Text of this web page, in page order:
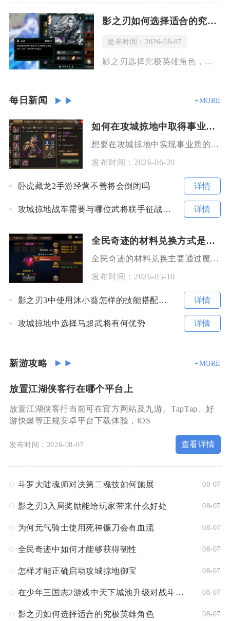
影之刃如何选择适合的究极英雄角色
发布时间：2026-08-07
影之刃选择究极英雄角色，核心思路并不是单纯挑选强度最高的角色，而是结合自身操作习
每日新闻 +MORE
如何在攻城掠地中取得事业的突破
想要在攻城掠地中实现事业质的突破，核心在于构建一套以资源掌控为轴心、武将养成与阵法搭配为双
发布时间： 2026-06-20
卧虎藏龙2手游经营不善将会倒闭吗 详情
攻城掠地战车需要与哪位武将联手征战天下 详情
全民奇迹的材料兑换方式是什么
全民奇迹的材料兑换主要通过魔晶兑换、公会商店兑换、活动道具兑换、积分兑换、装备合成兑换以及
发布时间： 2026-05-10
影之刃3中使用沐小葵怎样的技能搭配能够增强角色能力 详情
攻城掠地中选择马超武将有何优势 详情
新游攻略 +MORE
放置江湖侠客行在哪个平台上
放置江湖侠客行当前可在官方网站及九游、TapTap、好
游快爆等正规安卓平台下载体验，iOS
发布时间：2026-08-07 查看详情
斗罗大陆魂师对决第二魂技如何施展 08-07
影之刃3入局奖励能给玩家带来什么好处 08-07
为何元气骑士使用死神镰刀会有血流 08-07
全民奇迹中如何才能够获得韧性 08-07
怎样才能正确启动攻城掠地御宝 08-07
在少年三国志2游戏中天下城池升级对战斗有何影响 08-07
影之刃如何选择适合的究极英雄角色 08-07